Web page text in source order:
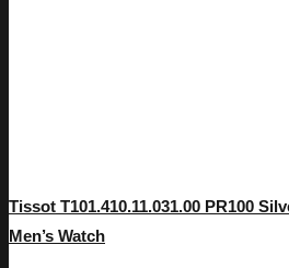
Tissot T101.410.11.031.00 PR100
Men’s Watch